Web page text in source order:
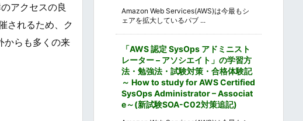
アクセスの良
されるため、ク
からも多くの来
Amazon Web Services(AWS)は今最もシ
ェアを拡大しているパブ ...
「AWS 認定 SysOps アドミニスト
レーター – アソシエイト」の学習方
法・勉強法・試験対策・合格体験記
～ How to study for AWS Certified
SysOps Administrator – Associat
e～(新試験SOA-C02対策追記)